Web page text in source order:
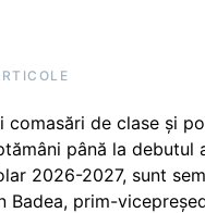
comasări de clase și
până la debutul
2026-2027, sunt
Badea, prim-